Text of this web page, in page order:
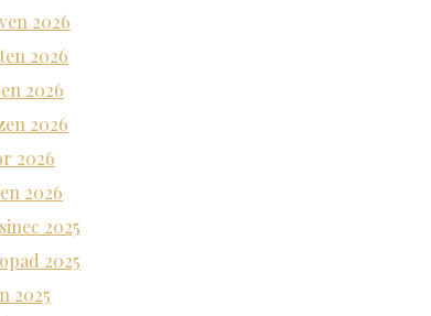
2026
2026
2026
2026
2026
2026
2025
2025
2025